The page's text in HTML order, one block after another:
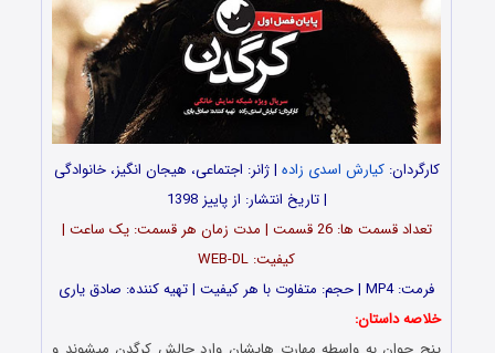
کارگردان:کیارش اسدی زاده | ژانر: اجتماعی، هیجان انگیز، خانوادگی
| تاریخ انتشار: از پاییز 1398
تعداد قسمت ها: 26 قسمت | مدت زمان هر قسمت: یک ساعت |
کیفیت: WEB-DL
فرمت: MP4 | حجم: متفاوت با هر کیفیت |
تهیه کننده: صادق یارى
خلاصه داستان: